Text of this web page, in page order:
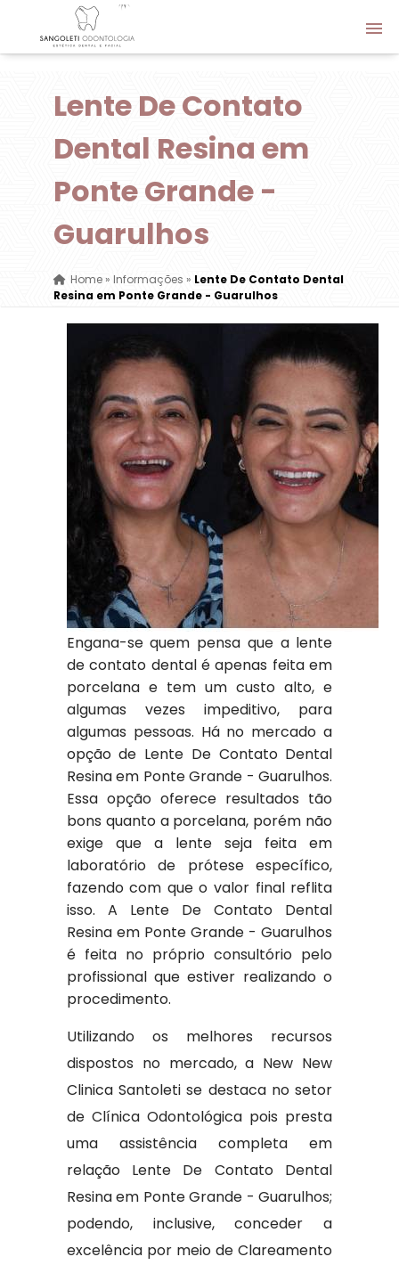
Lente De Contato
Dental Resina em
Ponte Grande -
Guarulhos
Home» Informações » Lente De Contato Dental
Resina em Ponte Grande - Guarulhos
Engana-se quem pensa que a lente
de contato dental é apenas feita em
porcelana e tem um custo alto, e
algumas vezes impeditivo, para
algumas pessoas. Há no mercado a
opção de Lente De Contato Dental
Resina em Ponte Grande - Guarulhos.
Essa opção oferece resultados tão
bons quanto a porcelana, porém não
exige que a lente seja feita em
laboratório de prótese específico,
fazendo com que o valor final reflita
isso. A Lente De Contato Dental
Resina em Ponte Grande - Guarulhos
é feita no próprio consultório pelo
profissional que estiver realizando o
procedimento.
Utilizando os melhores recursos
dispostos no mercado, a New New
Clinica Santoleti se destaca no setor
de Clínica Odontológica pois presta
uma assistência completa em
relação Lente De Contato Dental
Resina em Ponte Grande - Guarulhos;
podendo, inclusive, conceder a
excelência por meio de Clareamento